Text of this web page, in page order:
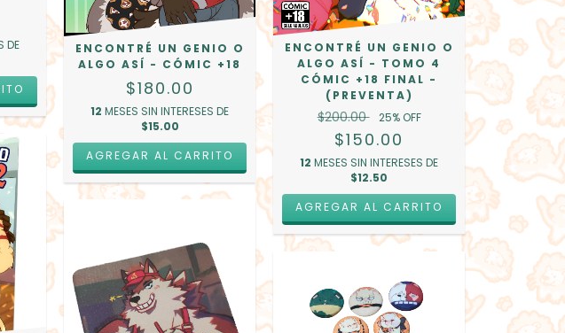
DE
ENCONTRÉ UN GENIO O
ALGO ASÍ - CÓMIC +18
$180.00
12 MESES SIN INTERESES DE
$15.00
ENCONTRÉ UN GENIO O
ALGO ASÍ - TOMO 4
CÓMIC +18 FINAL -
(PREVENTA)
$200.00 25% OFF
$150.00
12 MESES SIN INTERESES DE
$12.50
AGREGAR AL CARRITO